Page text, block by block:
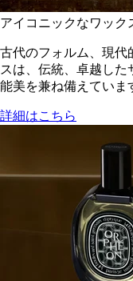
アイコニックなワック
古代のフォルム、現代
スは、伝統、卓越し
能美を兼ね備えていま
詳細はこちら